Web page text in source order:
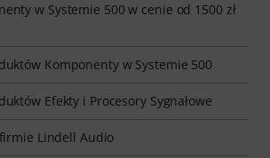
w Systemie 500 w cenie od 1500 zł
Komponenty w Systemie 500
Efekty i Procesory Sygnałowe
Lindell Audio